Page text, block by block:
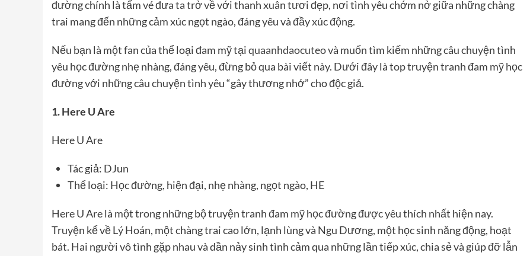
đường chính là tấm vé đưa ta trở về với thanh xuân tươi đẹp, nơi tình yêu chớm nở giữa những chàng
trai mang đến những cảm xúc ngọt ngào, đáng yêu và đầy xúc động.
Nếu bạn là một fan của thể loại đam mỹ tạiquaanhdaocuteovà muốn tìm kiếm những câu chuyện tình
yêu học đường nhẹ nhàng, đáng yêu, đừng bỏ qua bài viết này. Dưới đây là top truyện tranh đam mỹ học
đường với những câu chuyện tình yêu “gây thương nhớ” cho độc giả.
1. Here U Are
Here U Are
Tác giả: DJun
Thể loại: Học đường, hiện đại, nhẹ nhàng, ngọt ngào, HE
Here U Are là một trong những bộ truyện tranh đam mỹ học đường được yêu thích nhất hiện nay.
Truyện kể về Lý Hoán, một chàng trai cao lớn, lạnh lùng và Ngu Dương, một học sinh năng động, hoạt
bát. Hai người vô tình gặp nhau và dần nảy sinh tình cảm qua những lần tiếp xúc, chia sẻ và giúp đỡ lẫn